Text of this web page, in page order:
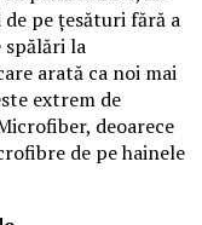
pe țesături fără a
spălări la
arată ca noi mai
extrem de
deoarece
de pe hainele